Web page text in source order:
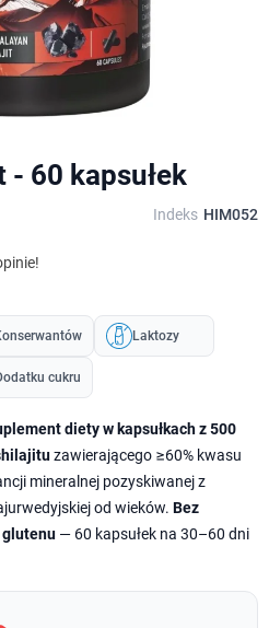
60 kapsułek
Indeks HIM052
Laktozy
cukru
diety w kapsułkach z 500
zawierającego ≥60% kwasu
mineralnej pozyskiwanej z
od wieków. Bez
glutenu — 60 kapsułek na 30–60 dni